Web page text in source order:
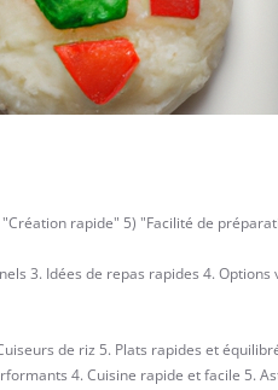
rapide" 5) "Facilité de
3. Idées de repas rapides 4. Options
de riz 5. Plats rapides et
4. Cuisine rapide et facile 5.